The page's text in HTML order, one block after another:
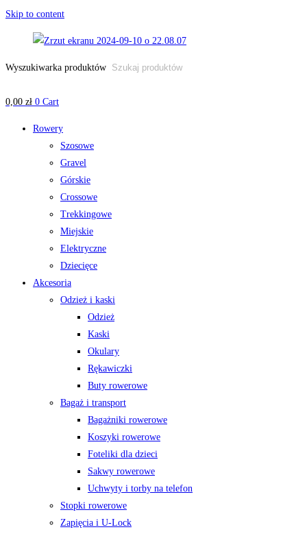
Skip to content
Wyszukiwarka produktów
0,00 zł 0 Cart
Rowery
Szosowe
Gravel
Górskie
Crossowe
Trekkingowe
Miejskie
Elektryczne
Dziecięce
Akcesoria
Odzież i kaski
Odzież
Kaski
Okulary
Rękawiczki
Buty rowerowe
Bagaż i transport
Bagażniki rowerowe
Koszyki rowerowe
Foteliki dla dzieci
Sakwy rowerowe
Uchwyty i torby na telefon
Stopki rowerowe
Zapięcia i U-Lock